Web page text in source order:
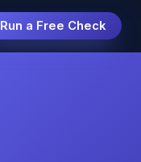
Run a Free Check